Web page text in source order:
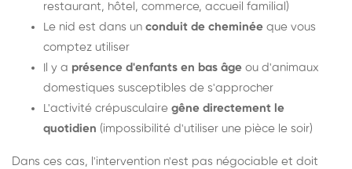
restaurant, hôtel, commerce, accueil familial)
Le nid est dans un conduit de cheminée que vous
comptez utiliser
Il y a présence d'enfants en bas âge ou d'animaux
domestiques susceptibles de s'approcher
L'activité crépusculaire gêne directement le
quotidien (impossibilité d'utiliser une pièce le soir)
Dans ces cas, l'intervention n'est pas négociable et doit